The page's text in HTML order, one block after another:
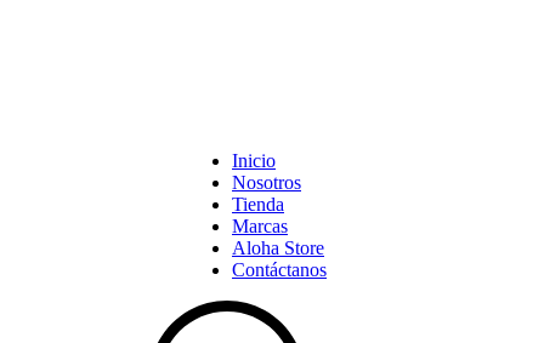
Inicio
Nosotros
Tienda
Marcas
Aloha Store
Contáctanos